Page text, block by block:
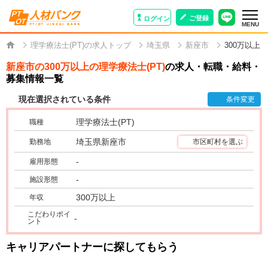
ログイン ご登録
MENU
理学療法士(PT)の求人トップ 埼玉県 新座市 300万以上
新座市の300万以上の理学療法士(PT)の求人・転職・給料・
募集情報一覧
現在選択されている条件 条件変更
職種 理学療法士(PT)
勤務地 埼玉県新座市 市区町村を選ぶ
雇用形態 -
施設形態 -
年収 300万以上
こだわりポイ
ント
-
キャリアパートナーに探してもらう